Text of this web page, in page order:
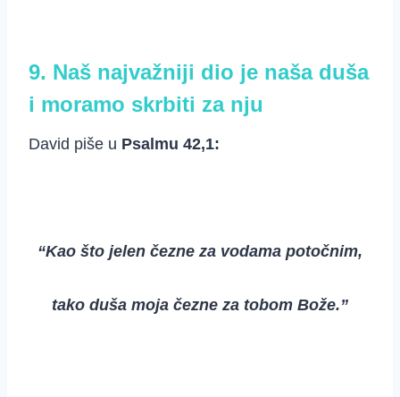
9. Naš najvažniji dio je naša duša
i moramo skrbiti za nju
David piše u Psalmu 42,1:
“Kao što jelen čezne za vodama potočnim,
tako duša moja čezne za tobom Bože.”